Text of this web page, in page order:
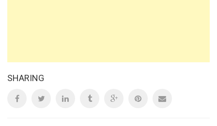
SHARING